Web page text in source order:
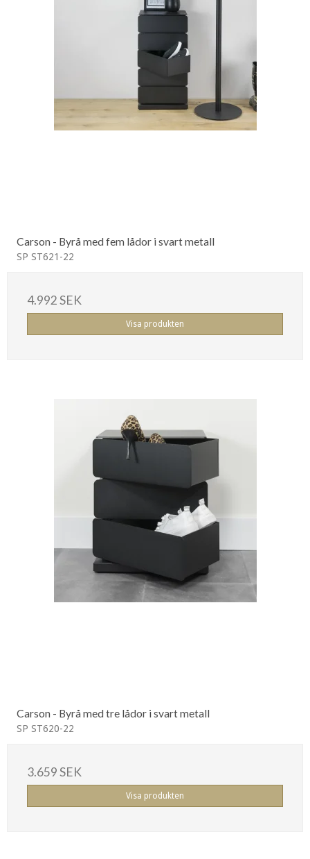
Carson - Byrå med fem lådor i svart metall
SP ST621-22
4.992 SEK
Visa produkten
Carson - Byrå med tre lådor i svart metall
SP ST620-22
3.659 SEK
Visa produkten